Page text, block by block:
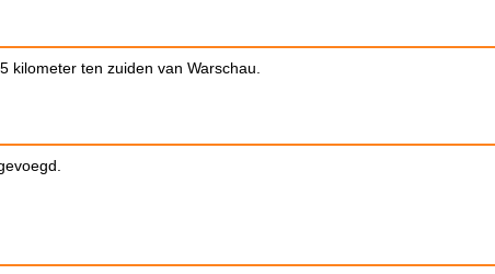
kilometer ten zuiden van Warschau.